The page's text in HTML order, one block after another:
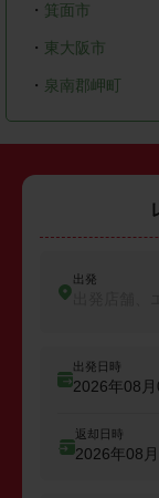
・ 箕面市
・ 東大阪市
・ 泉南郡岬町
出発
出発日時
2026年08
返却日時
2026年08